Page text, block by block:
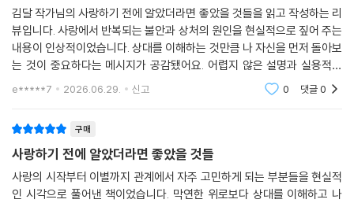
김달 작가님의 사랑하기 전에 알았더라면 좋았을 것들을 읽고 작성하는 리
뷰입니다. 사랑에서 반복되는 불안과 상처의 원인을 현실적으로 짚어 주는
내용이 인상적이었습니다. 상대를 이해하는 것만큼 나 자신을 먼저 돌아보
는 것이 중요하다는 메시지가 공감됐어요. 어렵지 않은 설명과 실용적인
조언이 많아 연애를 하고 있거나 시작하려는 사람들에게 도움이 될 만한
e*****7 2026.06.29. 신고 0 댓글0
구매
사랑하기 전에 알았더라면 좋았을 것들
사랑의 시작부터 이별까지 관계에서 자주 고민하게 되는 부분들을 현실적
인 시각으로 풀어낸 책이었습니다. 막연한 위로보다 상대를 이해하고 나